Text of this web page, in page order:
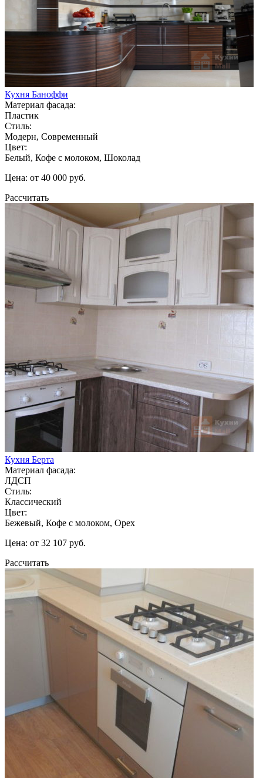
Кухня Баноффи
Материал фасада:
Пластик
Стиль:
Модерн, Современный
Цвет:
Белый, Кофе с молоком, Шоколад
Цена: от 40 000 руб.
Рассчитать
Кухня Берта
Материал фасада:
ЛДСП
Стиль:
Классический
Цвет:
Бежевый, Кофе с молоком, Орех
Цена: от 32 107 руб.
Рассчитать